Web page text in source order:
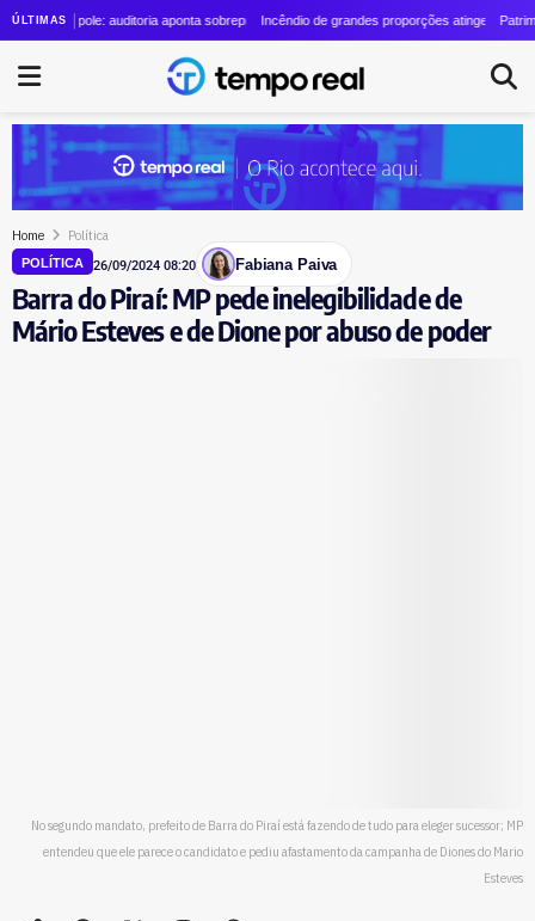
ÚLTIMAS
cresce quase 24 vezes em quatro anos
auditoria aponta sobrepreço de R$ 20 milhões em contrato de R$ 56 milhões
Incêndio de grandes proporções atinge o Parque Estadual
Patrimônio de
Home Política
POLÍTICA 26/09/2024 08:20 Fabiana Paiva
Barra do Piraí: MP pede inelegibilidade de
Mário Esteves e de Dione por abuso de poder
No segundo mandato, prefeito de Barra do Piraí está fazendo de tudo para eleger sucessor; MP
entendeu que ele parece o candidato e pediu afastamento da campanha de Diones do Mario
Esteves